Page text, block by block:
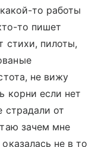
то работы
то пишет
стихи, пило­ты,
не вижу
кор­ни если нет
страдали от
зачем мне
не в то